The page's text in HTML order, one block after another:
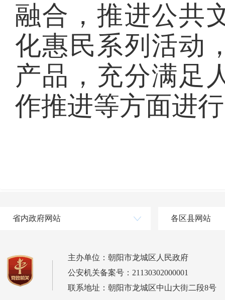
融合，推进公共
化惠民系列活动
产品，充分满足
作推进等方面进
省内政府网站 各区县网站
主办单位：朝阳市龙城区人民政府
公安机关备案号：21130302000001
联系地址：朝阳市龙城区中山大街二段8号